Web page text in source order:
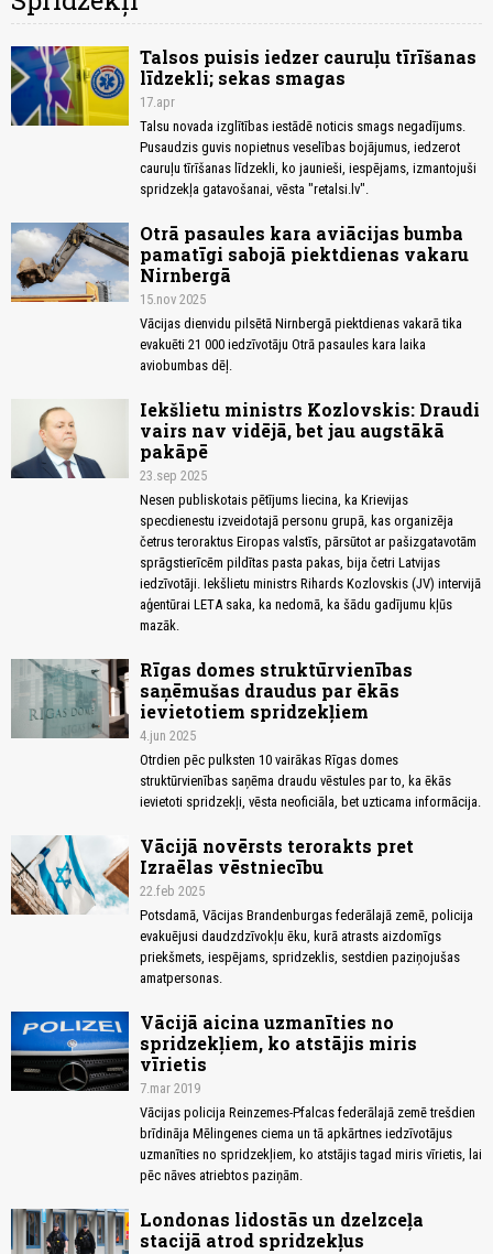
Talsos puisis iedzer cauruļu tīrīšanas
līdzekli; sekas smagas
17.apr
Talsu novada izglītības iestādē noticis smags negadījums.
Pusaudzis guvis nopietnus veselības bojājumus, iedzerot
cauruļu tīrīšanas līdzekli, ko jaunieši, iespējams, izmantojuši
spridzekļa gatavošanai, vēsta "retalsi.lv".
Otrā pasaules kara aviācijas bumba
pamatīgi sabojā piektdienas vakaru
Nirnbergā
15.nov 2025
Vācijas dienvidu pilsētā Nirnbergā piektdienas vakarā tika
evakuēti 21 000 iedzīvotāju Otrā pasaules kara laika
aviobumbas dēļ.
Iekšlietu ministrs Kozlovskis: Draudi
vairs nav vidējā, bet jau augstākā
pakāpē
23.sep 2025
Nesen publiskotais pētījums liecina, ka Krievijas
specdienestu izveidotajā personu grupā, kas organizēja
četrus teroraktus Eiropas valstīs, pārsūtot ar pašizgatavotām
sprāgstierīcēm pildītas pasta pakas, bija četri Latvijas
iedzīvotāji. Iekšlietu ministrs Rihards Kozlovskis (JV) intervijā
aģentūrai LETA saka, ka nedomā, ka šādu gadījumu kļūs
mazāk.
Rīgas domes struktūrvienības
saņēmušas draudus par ēkās
ievietotiem spridzekļiem
4.jun 2025
Otrdien pēc pulksten 10 vairākas Rīgas domes
struktūrvienības saņēma draudu vēstules par to, ka ēkās
ievietoti spridzekļi, vēsta neoficiāla, bet uzticama informācija.
Vācijā novērsts terorakts pret
Izraēlas vēstniecību
22.feb 2025
Potsdamā, Vācijas Brandenburgas federālajā zemē, policija
evakuējusi daudzdzīvokļu ēku, kurā atrasts aizdomīgs
priekšmets, iespējams, spridzeklis, sestdien paziņojušas
amatpersonas.
Vācijā aicina uzmanīties no
spridzekļiem, ko atstājis miris
vīrietis
7.mar 2019
Vācijas policija Reinzemes-Pfalcas federālajā zemē trešdien
brīdināja Mēlingenes ciema un tā apkārtnes iedzīvotājus
uzmanīties no spridzekļiem, ko atstājis tagad miris vīrietis, lai
pēc nāves atriebtos paziņām.
Londonas lidostās un dzelzceļa
stacijā atrod spridzekļus